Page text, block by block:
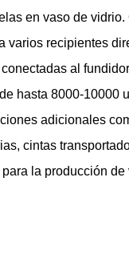
en vaso de
varios recipientes
al
hasta 8000-10000
adicionales
cintas
la producción de